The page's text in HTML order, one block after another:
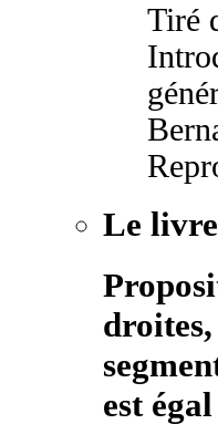
Tiré
Le
est